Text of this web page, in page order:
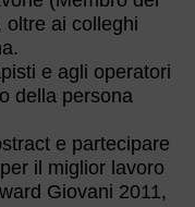
oltre ai colleghi
e agli operatori
della persona
e partecipare
il miglior lavoro
Giovani 2011,